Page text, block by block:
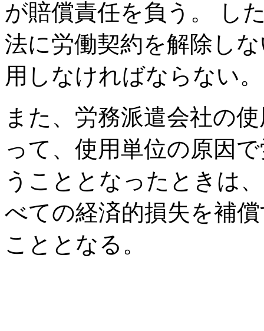
が賠償責任を負う。 し
法に労働契約を解除し
用しなければならない。
また、労務派遣会社の
って、使用単位の原因
うこととなったときは
べての経済的損失を補
こととなる。